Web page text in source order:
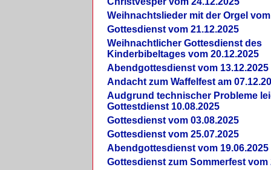
Weihnachtslieder mit der Orgel vom
Gottesdienst vom 21.12.2025
Weihnachtlicher Gottesdienst des
Kinderbibeltages vom 20.12.2025
Abendgottesdienst vom 13.12.2025
Andacht zum Waffelfest am
Audgrund technischer Probleme
Gottestdienst 10.08.2025
Gottesdienst vom 03.08.2025
Gottesdienst vom 25.07.2025
Abendgottesdienst vom 19.06.2025
Gottesdienst zum Sommerfest vom